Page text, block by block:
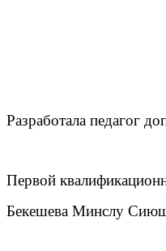
Разработала педагог
Первой
Бекешева Минслу